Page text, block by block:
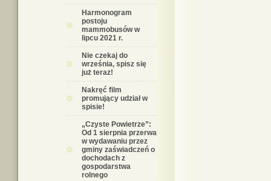
Harmonogram
postoju
mammobusów w
lipcu 2021 r.
Nie czekaj do
września, spisz się
już teraz!
Nakręć film
promujący udział w
spisie!
„Czyste Powietrze”:
Od 1 sierpnia przerwa
w wydawaniu przez
gminy zaświadczeń o
dochodach z
gospodarstwa
rolnego